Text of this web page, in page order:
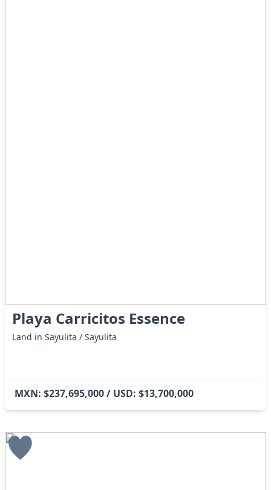
Playa Carricitos Essence
Land in Sayulita / Sayulita
MXN: $237,695,000 / USD: $13,700,000